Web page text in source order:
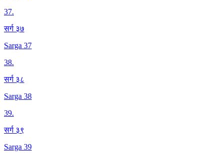
37.
सर्ग ३७
Sarga 37
38.
सर्ग ३८
Sarga 38
39.
सर्ग ३९
Sarga 39